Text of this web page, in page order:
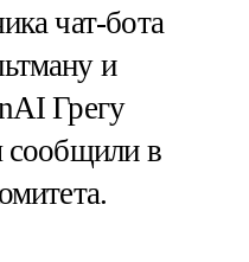
чат-бота
и
Грегу
сообщили в